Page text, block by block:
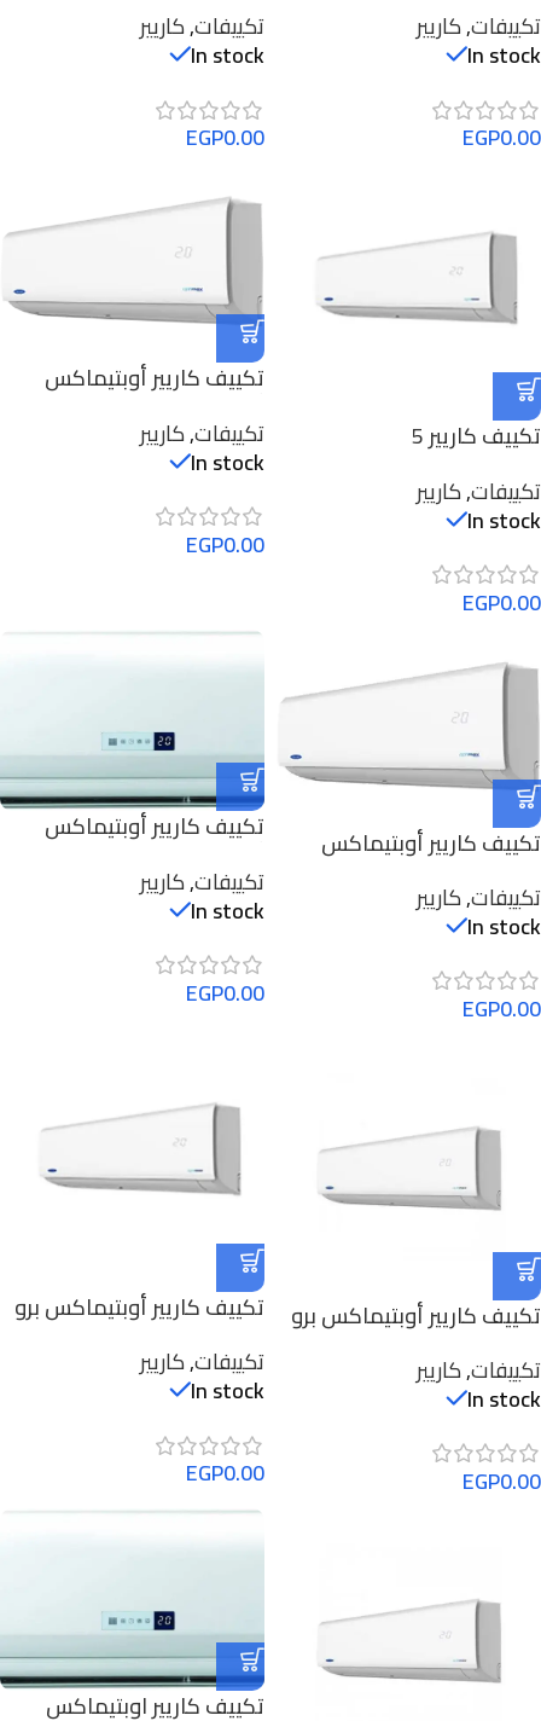
فقط-53KHCT12N-708
تكييفات,كاريير
In stock
EGP0.00
53 QHCT12N-708F
تكييفات,كاريير
In stock
EGP0.00
تكييف كاريير 5
Pro/53QHET36N-708F
تكييفات,كاريير
In stock
EGP0.00
تكييف كاريير أوبتيماكس
53QHCT18DN-708F
تكييفات,كاريير
In stock
EGP0.00
تكييف كاريير أوبتيماكس
53QHCT24DN-708F
تكييفات,كاريير
In stock
EGP0.00
تكييف كاريير أوبتيماكس
ساخن53QHET30DN-708F
تكييفات,كاريير
In stock
EGP0.00
تكييف كاريير أوبتيماكس برو
53QHCT18N-708F
تكييفات,كاريير
In stock
EGP0.00
تكييف كاريير أوبتيماكس برو
53QHCT24N-708F
تكييفات,كاريير
In stock
EGP0.00
تكييف كاريير اوبتيماكس